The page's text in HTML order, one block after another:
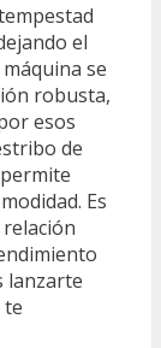
el
se
robusta,
esos
de
Es
lanzarte
te